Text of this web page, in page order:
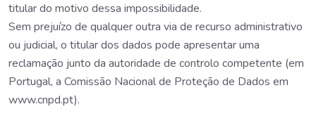
titular do motivo dessa impossibilidade.
Sem prejuízo de qualquer outra via de recurso administrativo
ou judicial, o titular dos dados pode apresentar uma
reclamação junto da autoridade de controlo competente (em
Portugal, a Comissão Nacional de Proteção de Dados em
www.cnpd.pt).